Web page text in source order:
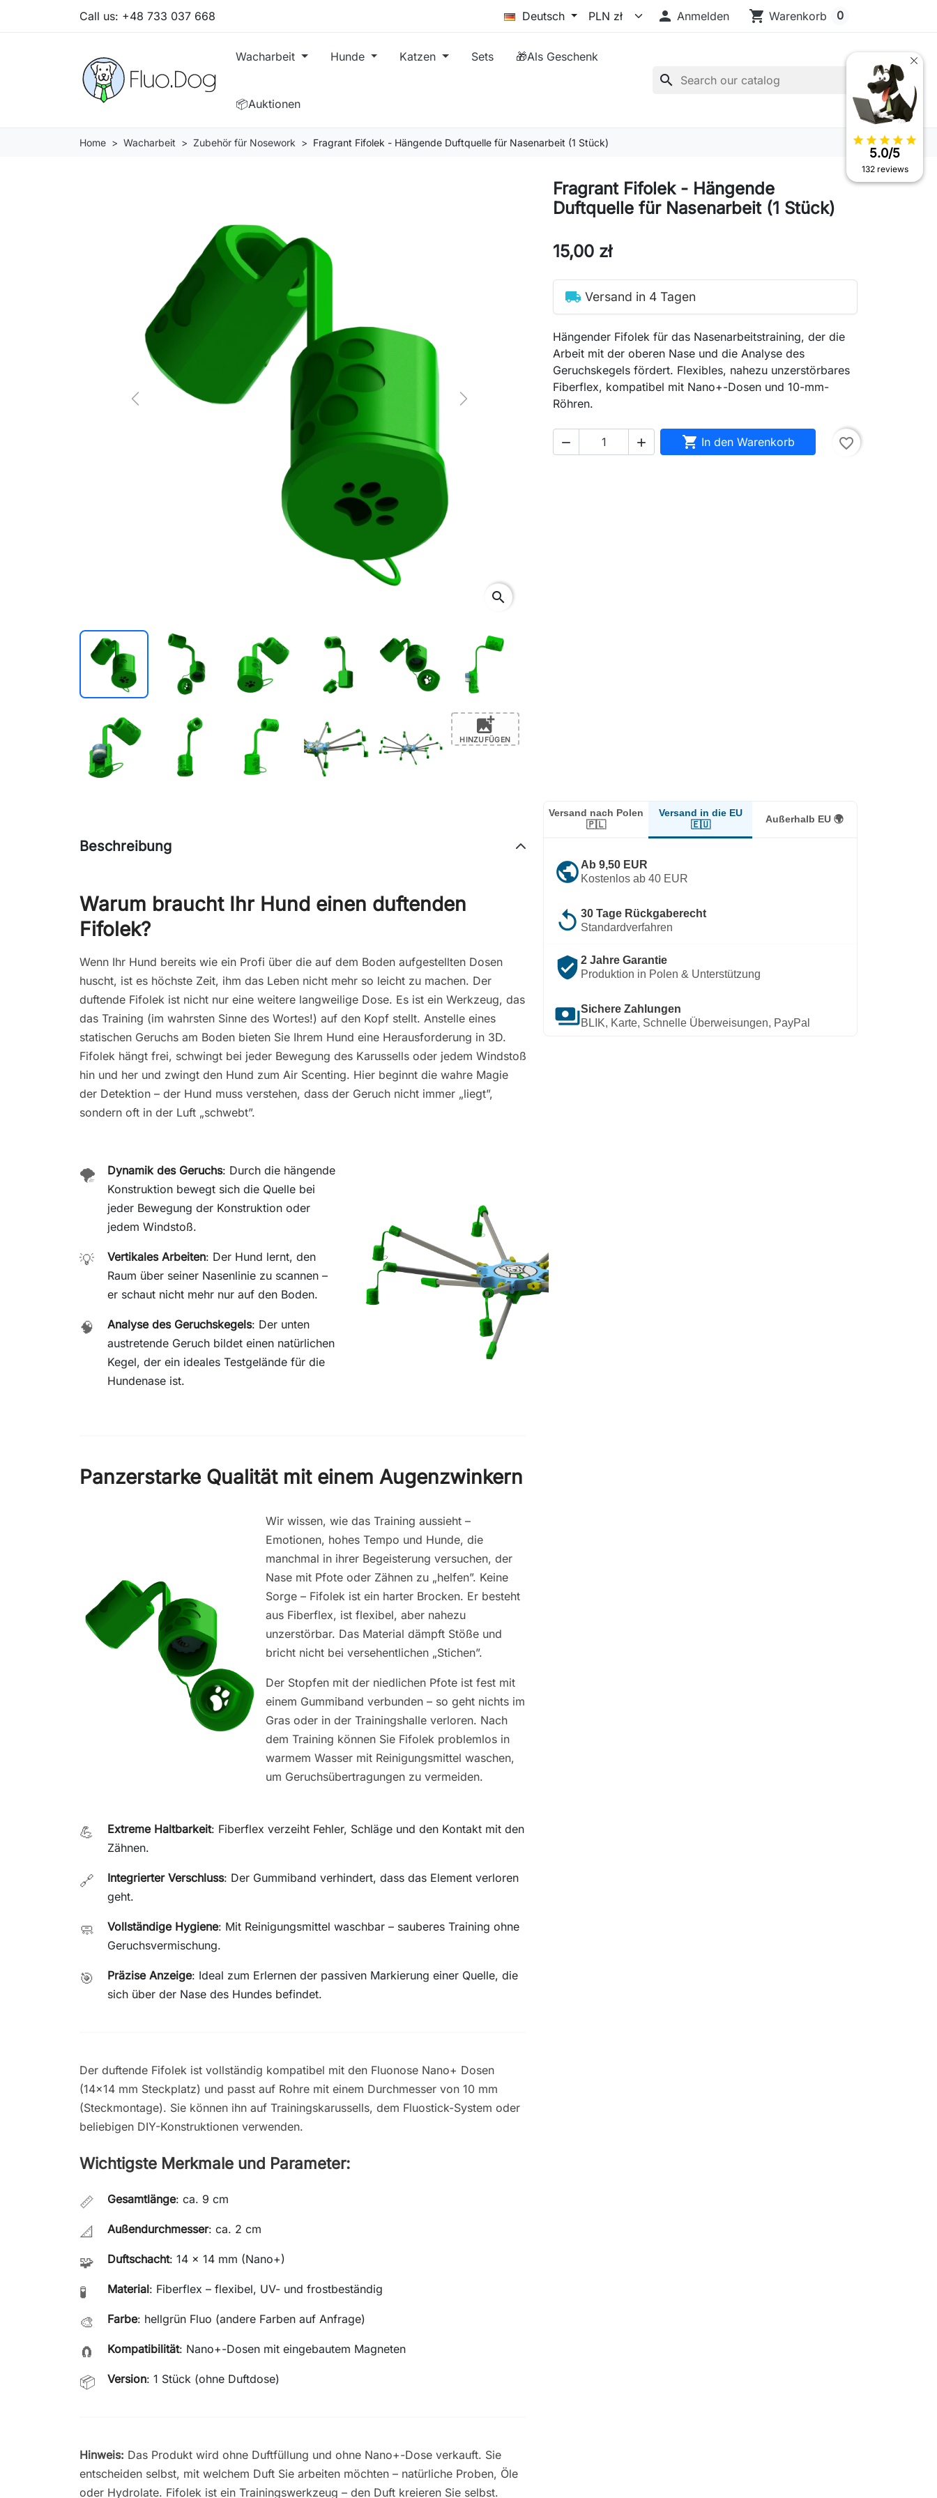
Call us: +48 733 037 668 Deutsch  Anmelden shopping_cart Warenkorb 0
Wacharbeit Hunde Katzen Sets 🎁Als Geschenk
📦Auktionen
search
Home Wacharbeit Zubehör für Nosework Fragrant Fifolek - Hängende Duftquelle für Nasenarbeit (1 Stück)
Previous Next
search
add_photo_alternate
HINZUFÜGEN
Fragrant Fifolek - Hängende
Duftquelle für Nasenarbeit (1 Stück)
15,00 zł
local_shipping Versand in 4 Tagen
Hängender Fifolek für das Nasenarbeitstraining, der die
Arbeit mit der oberen Nase und die Analyse des
Geruchskegels fördert. Flexibles, nahezu unzerstörbares
Fiberflex, kompatibel mit Nano+-Dosen und 10-mm-
Röhren.
   In den Warenkorb favorite_border
Versand nach Polen
🇵🇱
Versand in die EU
🇪🇺
Außerhalb EU 🌍
public Ab 9,50 EUR
Kostenlos ab 40 EUR
replay 30 Tage Rückgaberecht
Standardverfahren
verified_user 2 Jahre Garantie
Produktion in Polen & Unterstützung
paymentsSichere Zahlungen
BLIK, Karte, Schnelle Überweisungen, PayPal
Beschreibung
Warum braucht Ihr Hund einen duftenden
Fifolek?
Wenn Ihr Hund bereits wie ein Profi über die auf dem Boden aufgestellten Dosen
huscht, ist es höchste Zeit, ihm das Leben nicht mehr so leicht zu machen. Der
duftende Fifolek ist nicht nur eine weitere langweilige Dose. Es ist ein Werkzeug, das
das Training (im wahrsten Sinne des Wortes!) auf den Kopf stellt. Anstelle eines
statischen Geruchs am Boden bieten Sie Ihrem Hund eine Herausforderung in 3D.
Fifolek hängt frei, schwingt bei jeder Bewegung des Karussells oder jedem Windstoß
hin und her und zwingt den Hund zum Air Scenting. Hier beginnt die wahre Magie
der Detektion – der Hund muss verstehen, dass der Geruch nicht immer „liegt”,
sondern oft in der Luft „schwebt”.
🌪️ Dynamik des Geruchs: Durch die hängende
Konstruktion bewegt sich die Quelle bei
jeder Bewegung der Konstruktion oder
jedem Windstoß.
💡 Vertikales Arbeiten: Der Hund lernt, den
Raum über seiner Nasenlinie zu scannen –
er schaut nicht mehr nur auf den Boden.
🧠 Analyse des Geruchskegels: Der unten
austretende Geruch bildet einen natürlichen
Kegel, der ein ideales Testgelände für die
Hundenase ist.
Panzerstarke Qualität mit einem Augenzwinkern
Wir wissen, wie das Training aussieht –
Emotionen, hohes Tempo und Hunde, die
manchmal in ihrer Begeisterung versuchen, der
Nase mit Pfote oder Zähnen zu „helfen”. Keine
Sorge – Fifolek ist ein harter Brocken. Er besteht
aus Fiberflex, ist flexibel, aber nahezu
unzerstörbar. Das Material dämpft Stöße und
bricht nicht bei versehentlichen „Stichen”.
Der Stopfen mit der niedlichen Pfote ist fest mit
einem Gummiband verbunden – so geht nichts im
Gras oder in der Trainingshalle verloren. Nach
dem Training können Sie Fifolek problemlos in
warmem Wasser mit Reinigungsmittel waschen,
um Geruchsübertragungen zu vermeiden.
💪 Extreme Haltbarkeit: Fiberflex verzeiht Fehler, Schläge und den Kontakt mit den
Zähnen.
🔗 Integrierter Verschluss: Der Gummiband verhindert, dass das Element verloren
geht.
🧼 Vollständige Hygiene: Mit Reinigungsmittel waschbar – sauberes Training ohne
Geruchsvermischung.
🎯 Präzise Anzeige: Ideal zum Erlernen der passiven Markierung einer Quelle, die
sich über der Nase des Hundes befindet.
Der duftende Fifolek ist vollständig kompatibel mit den Fluonose Nano+ Dosen
(14x14 mm Steckplatz) und passt auf Rohre mit einem Durchmesser von 10 mm
(Steckmontage). Sie können ihn auf Trainingskarussells, dem Fluostick-System oder
beliebigen DIY-Konstruktionen verwenden.
Wichtigste Merkmale und Parameter:
📏 Gesamtlänge: ca. 9 cm
📐 Außendurchmesser: ca. 2 cm
🧩 Duftschacht: 14 x 14 mm (Nano+)
🧪 Material: Fiberflex – flexibel, UV- und frostbeständig
🎨 Farbe: hellgrün Fluo (andere Farben auf Anfrage)
🧲 Kompatibilität: Nano+-Dosen mit eingebautem Magneten
📦 Version: 1 Stück (ohne Duftdose)
Hinweis: Das Produkt wird ohne Duftfüllung und ohne Nano+-Dose verkauft. Sie
entscheiden selbst, mit welchem Duft Sie arbeiten möchten – natürliche Proben, Öle
oder Hydrolate. Fifolek ist ein Trainingswerkzeug – den Duft kreieren Sie selbst.
star star star star star
5.0/5
132 reviews